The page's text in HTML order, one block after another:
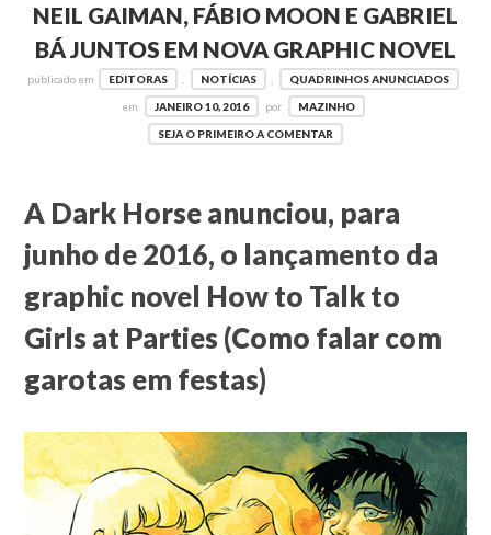
NEIL GAIMAN, FÁBIO MOON E GABRIEL
BÁ JUNTOS EM NOVA GRAPHIC NOVEL
publicado em EDITORAS NOTÍCIAS QUADRINHOS ANUNCIADOS
em JANEIRO 10, 2016 por MAZINHO
SEJA O PRIMEIRO A COMENTAR
A Dark Horse anunciou, para
junho de 2016, o lançamento da
graphic novel How to Talk to
Girls at Parties (Como falar com
garotas em festas)